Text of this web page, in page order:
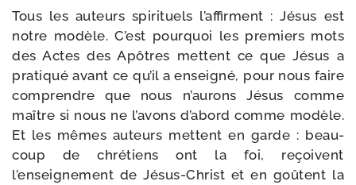
Tous les auteurs spi­ri­tuels l’affirment : Jésus est
notre modèle. C’est pour­quoi les pre­miers mots
des Actes des Apôtres mettent ce que Jésus a
pra­ti­qué avant ce qu’il a ensei­gné, pour nous faire
com­prendre que nous n’aurons Jésus comme
maître si nous ne l’avons d’abord comme modèle.
Et les mêmes auteurs mettent en garde : beau­
coup de chré­tiens ont la foi, reçoivent
l’enseignement de Jésus-​Christ et en goûtent la